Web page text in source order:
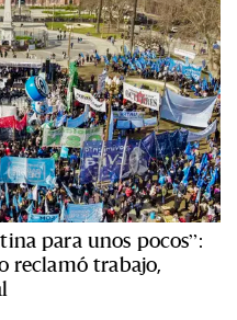
para unos pocos”:
reclamó trabajo,